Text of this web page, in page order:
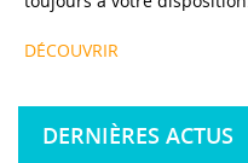
DÉCOUVRIR
DERNIÈRES ACTUS